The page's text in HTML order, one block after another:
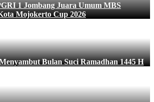
1 Jombang Juara Umum MBS
Mojokerto Cup 2026
Bulan Suci Ramadhan 1445 H